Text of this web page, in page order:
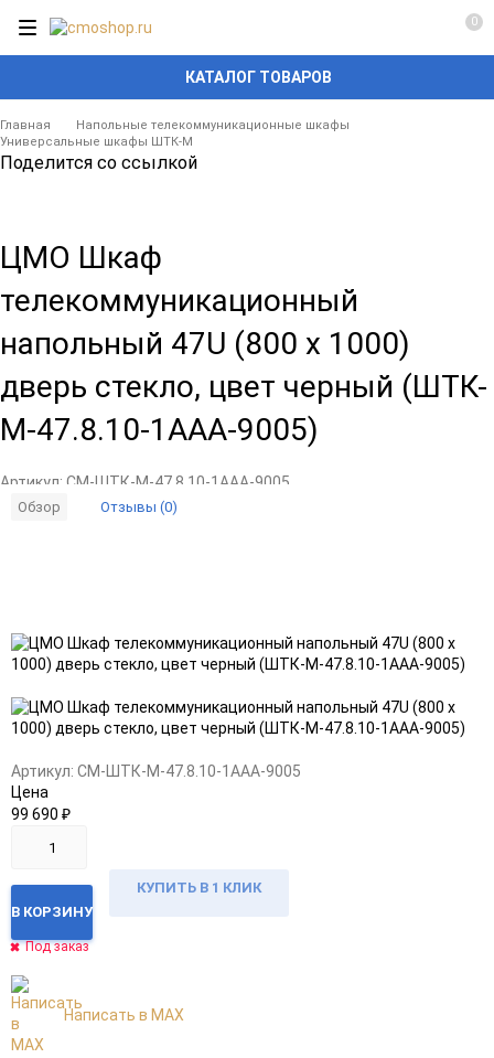
КАТАЛОГ ТОВАРОВ
0
Главная
Напольные телекоммуникационные шкафы
Универсальные шкафы ШТК-М
Поделится со ссылкой
ЦМО Шкаф
телекоммуникационный
напольный 47U (800 х 1000)
дверь стекло, цвет черный (ШТК-
М-47.8.10-1ААА-9005)
Артикул: CM-ШТК-М-47.8.10-1ААА-9005
Обзор Отзывы (0)
в
избранное
к
сравнению
Артикул: CM-ШТК-М-47.8.10-1ААА-9005
Цена
99 690 ₽
В КОРЗИНУ
КУПИТЬ В 1 КЛИК
Под заказ
Написать в MAX